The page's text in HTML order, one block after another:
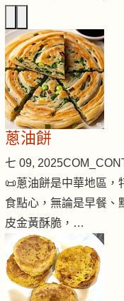
蔥油餅
七 09, 2025
📜蔥油餅是中華地區，
食點心，無論是早餐、
皮金黃酥脆，…